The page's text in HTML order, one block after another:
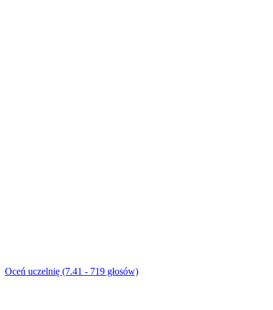
Oceń uczelnię (7.41 - 719 głosów)